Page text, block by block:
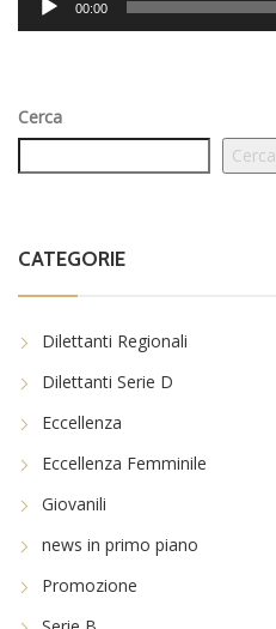
00:00
Cerca
Cerca
CATEGORIE
Dilettanti Regionali
Dilettanti Serie D
Eccellenza
Eccellenza Femminile
Giovanili
news in primo piano
Promozione